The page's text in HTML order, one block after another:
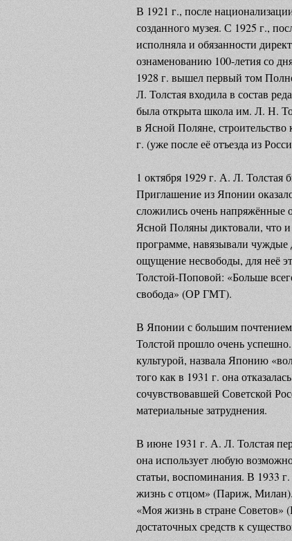
В 1921 г., после
созданного музея. С 1925 г.,
исполняла и обязанности
ознаменованию 100-летия со
1928 г. вышел первый том
Л. Толстая входила в состав
была открыта школа им. Л. Н.
в Ясной Поляне,
г. (уже после её отъезда из
1 октября 1929 г. А. Л.
Приглашение из Японии
сложились очень напряжённые
Ясной Поляны диктовали, что и
программе, навязывали чуждые
ощущение несвободы, для неё
Толстой-Поповой: «Больше
свобода» (ОР ГМТ).
В Японии с большим
Толстой прошло очень
культурой, назвала Японию
того как в 1931 г. она
сочувствовавшей Советской
материальные затруднения.
В июне 1931 г. А. Л. Толстая
она использует любую
статьи, воспоминания. В 1933
жизнь с отцом» (Париж,
«Моя жизнь в стране Советов»
достаточных средств к